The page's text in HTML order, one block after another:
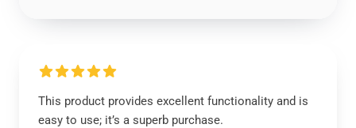
This product provides excellent functionality and is
easy to use; it’s a superb purchase.